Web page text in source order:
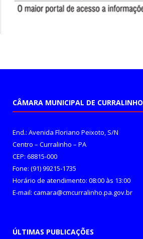
CÂMARA MUNICIPAL DE CURRALINHO
End.: Avenida Floriano Peixoto, S/N
Centro – Curralinho – PA
CEP: 68815-000
Fone: (91) 99215-1735
Horário de atendimento: 08:00 às 13:00
E-mail: camara@cmcurralinho.pa.gov.br
ÚLTIMAS PUBLICAÇÕES